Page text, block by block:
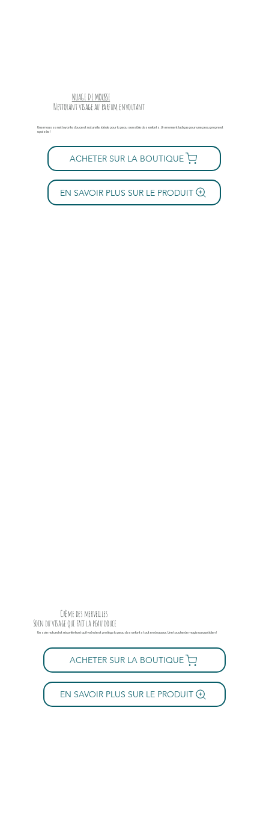
NUAGE DE MOUSSE
Nettoyant visage au parfum envoutant
Une mousse nettoyante douce et naturelle, idéale pour la peau sensible des enfants. Un moment ludique pour une peau propre et
apaisée !
ACHETER SUR LA BOUTIQUE
EN SAVOIR PLUS SUR LE PRODUIT
Crème des merveilles
Soin du visage qui fait la peau douce
Un soin naturel et réconfortant qui hydrate et protège la peau des enfants tout en douceur. Une touche de magie au quotidien !
ACHETER SUR LA BOUTIQUE
EN SAVOIR PLUS SUR LE PRODUIT